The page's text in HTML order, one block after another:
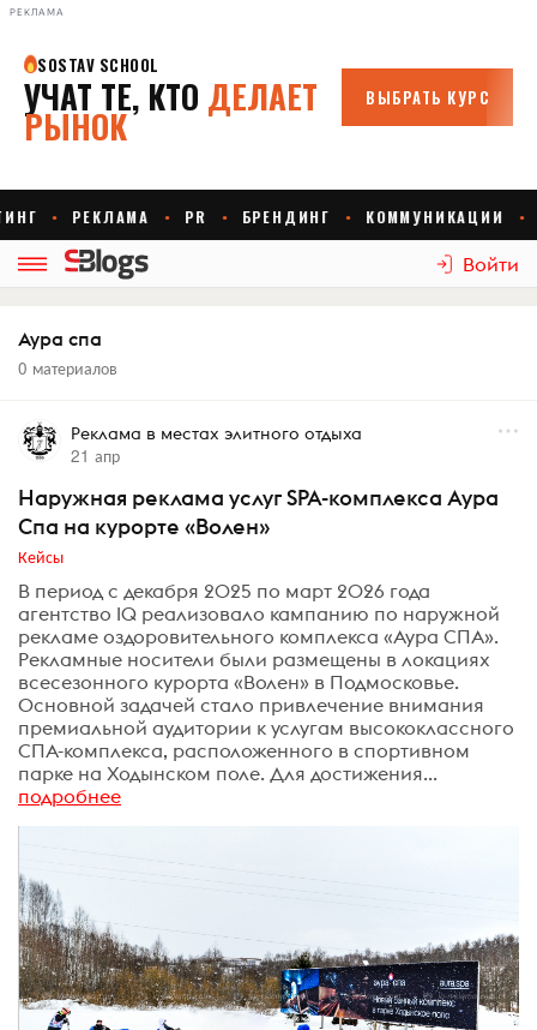
РЕКЛАМА
Войти
Аура спа
0 материалов
Реклама в местах элитного отдыха
21 апр
Наружная реклама услуг SPA-комплекса Аура
Спа на курорте «Волен»
Кейсы
В период с декабря 2025 по март 2026 года
агентство IQ реализовало кампанию по наружной
рекламе оздоровительного комплекса «Аура СПА».
Рекламные носители были размещены в локациях
всесезонного курорта «Волен» в Подмосковье.
Основной задачей стало привлечение внимания
премиальной аудитории к услугам высококлассного
СПА-комплекса, расположенного в спортивном
парке на Ходынском поле. Для достижения...
подробнее